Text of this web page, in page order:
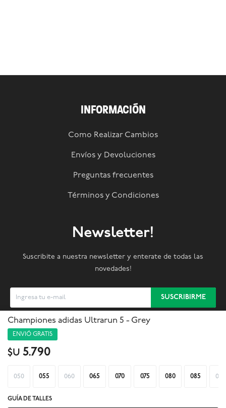
Championes adidas Ultrarun 5 - Grey
ENVIÓ GRATIS
$U 5.790
050 055 060 065 070 075 080 085 090
GUÍA DE TALLES
INFORMACIÓN
Como Realizar Cambios
Envíos y Devoluciones
Preguntas frecuentes
Términos y Condiciones
Newsletter!
Suscribite a nuestra newsletter y enterate de todas las
novedades!
SUSCRIBIRME